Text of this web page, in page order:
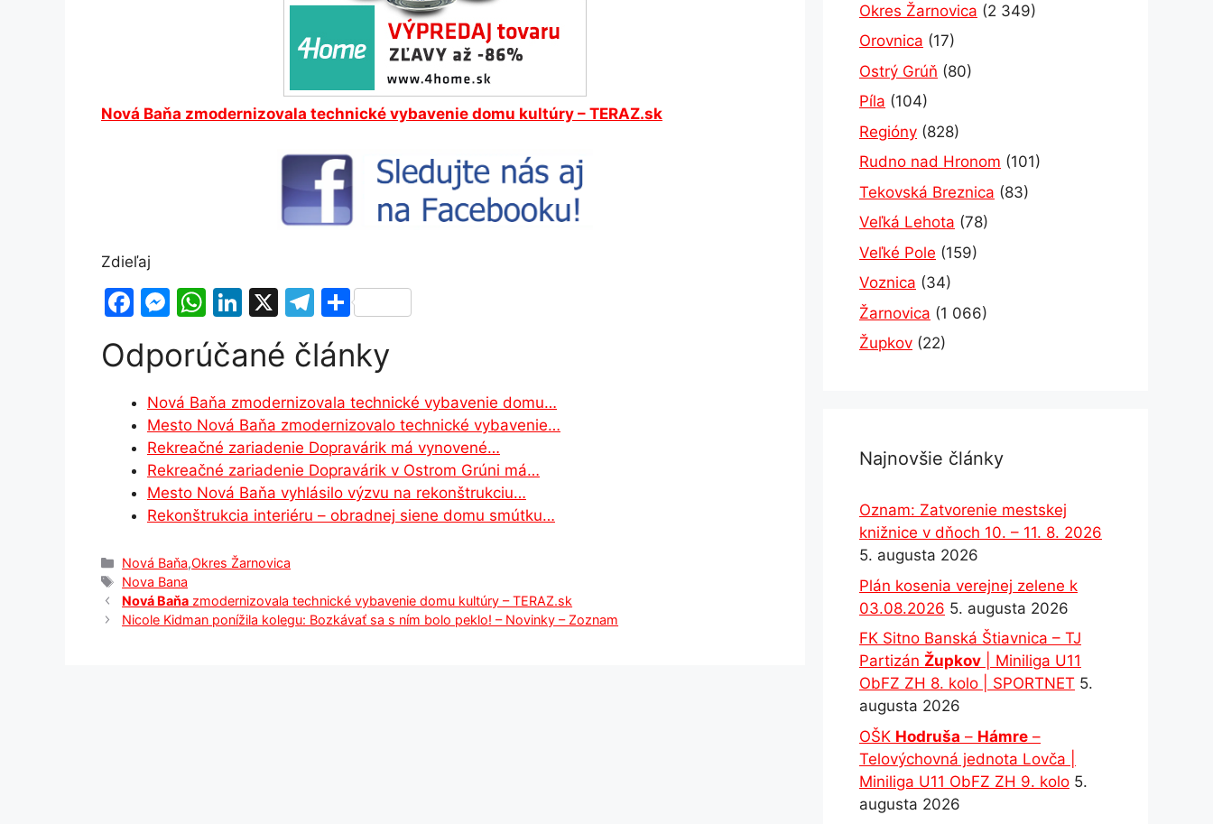
Nová Baňa zmodernizovala technické vybavenie domu kultúry – TERAZ.sk
Zdieľaj
F
c
e
b
o
o
k
M
s
s
e
n
g
er
W
at
s
A
p
p
Li
k
dI
n
X
T
e
gr
a
m
S
ar
e
Odporúčané články
Nová Baňa zmodernizovala technické vybavenie domu…
Mesto Nová Baňa zmodernizovalo technické vybavenie…
Rekreačné zariadenie Dopravárik má vynovené…
Rekreačné zariadenie Dopravárik v Ostrom Grúni má…
Mesto Nová Baňa vyhlásilo výzvu na rekonštrukciu…
Rekonštrukcia interiéru – obradnej siene domu smútku…
Kategórie
Nová Baňa,Okres Žarnovica
Značky
Nova Bana
Nová Baňa zmodernizovala technické vybavenie domu kultúry – TERAZ.sk
Nicole Kidman ponížila kolegu: Bozkávať sa s ním bolo peklo! – Novinky – Zoznam
Okres Žarnovica (2 349)
Orovnica (17)
Ostrý Grúň (80)
Píla (104)
Regióny (828)
Rudno nad Hronom (101)
Tekovská Breznica (83)
Veľká Lehota (78)
Veľké Pole (159)
Voznica (34)
Žarnovica (1 066)
Župkov (22)
Najnovšie články
Oznam: Zatvorenie mestskej
knižnice v dňoch 10. – 11. 8. 2026
5. augusta 2026
Plán kosenia verejnej zelene k
03.08.2026 5. augusta 2026
FK Sitno Banská Štiavnica – TJ
Partizán Župkov | Miniliga U11
ObFZ ZH 8. kolo | SPORTNET 5.
augusta 2026
OŠK Hodruša – Hámre –
Telovýchovná jednota Lovča |
Miniliga U11 ObFZ ZH 9. kolo 5.
augusta 2026